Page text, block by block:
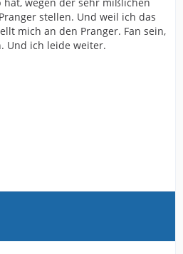
stellen. Und weil ich das
mich an den Pranger. Fan sein,
Und ich leide weiter.